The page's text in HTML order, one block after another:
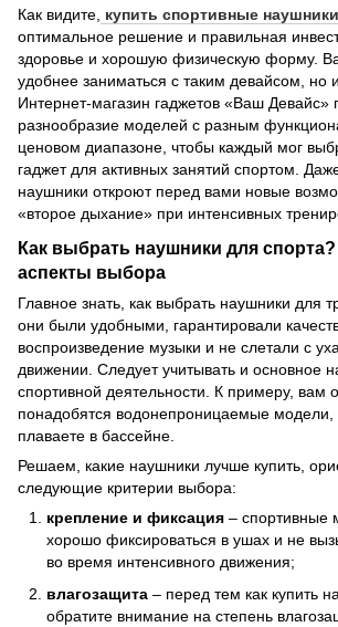
Как видите, купить спортивные наушники
оптимальное решение и правильная
здоровье и хорошую физическую форму.
удобнее заниматься с таким девайсом, но
Интернет-магазин гаджетов «Ваш Девайс»
разнообразие моделей с разным
ценовом диапазоне, чтобы каждый мог
гаджет для активных занятий спортом.
наушники откроют перед вами новые
«второе дыхание» при интенсивных
Как выбрать наушники для
аспекты выбора
Главное знать, как выбрать наушники для
они были удобными, гарантировали
воспроизведение музыки и не слетали с
движении. Следует учитывать и основное
спортивной деятельности. К примеру, вам
понадобятся водонепроницаемые модели,
плаваете в бассейне.
Решаем, какие наушники лучше купить,
следующие критерии выбора:
крепление и фиксация – спортивные
хорошо фиксироваться в ушах и не
во время интенсивного движения;
влагозащита – перед тем как купить
обратите внимание на степень